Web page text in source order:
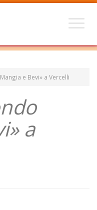
Mangia e Bevi» a Vercelli
a